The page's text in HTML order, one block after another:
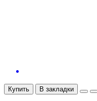
Купить В закладки